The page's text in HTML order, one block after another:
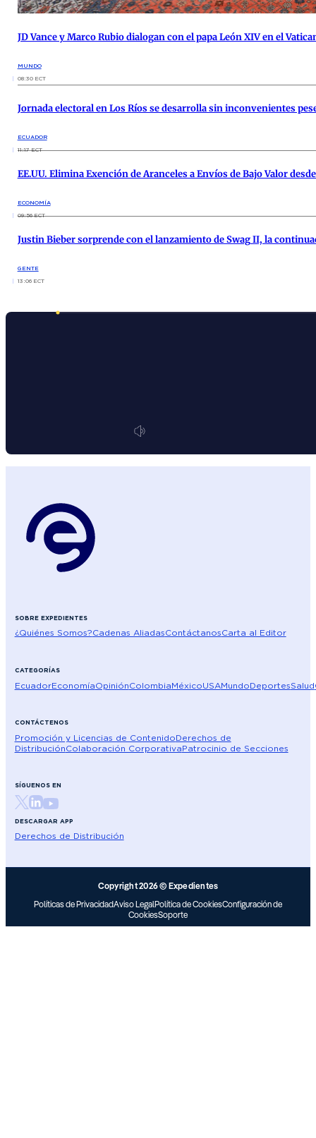
JD Vance y Marco Rubio dialogan con el papa León XIV en el
MUNDO
08:30 ECT
Jornada electoral en Los Ríos se desarrolla sin inconvenientes
ECUADOR
11:17 ECT
EE.UU. Elimina Exención de Aranceles a Envíos de Bajo Valor
ECONOMÍA
09:56 ECT
Justin Bieber sorprende con el lanzamiento de Swag II, la
GENTE
13:06 ECT
SOBRE EXPEDIENTES
¿Quiénes Somos?Cadenas AliadasContáctanosCarta al Editor
CATEGORÍAS
EcuadorEconomíaOpiniónColombiaMéxicoUSAMundoDeportesSalud
CONTÁCTENOS
Promoción y Licencias de ContenidoDerechos de
DistribuciónColaboración CorporativaPatrocinio de Secciones
SÍGUENOS EN
DESCARGAR APP
Derechos de Distribución
Copyright 2026 © Expedientes
Políticas de PrivacidadAviso LegalPolítica de CookiesConfiguración de
CookiesSoporte